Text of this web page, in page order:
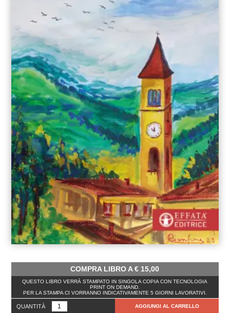
COMPRA LIBRO A€ 15,00
QUESTO LIBRO VERRÀ STAMPATO IN SINGOLA COPIA CON TECNOLOGIA
PRINT ON DEMAND.
PER LA STAMPA CI VORRANNO INDICATIVAMENTE 5 GIORNI LAVORATIVI.
QUANTITÀ AGGIUNGI AL CARRELLO